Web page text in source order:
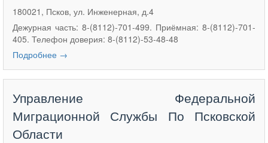
180021, Псков, ул. Инженерная, д.4
Дежурная часть: 8-(8112)-701-499. Приёмная: 8-(8112)-701-
405. Телефон доверия: 8-(8112)-53-48-48
Подробнее →
Управление Федеральной
Миграционной Службы По Псковской
Области